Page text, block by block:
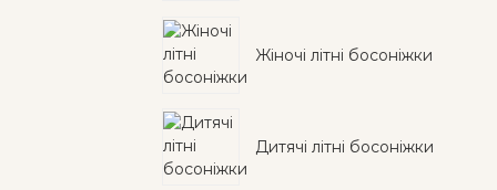
Жіночі літні босоніжки
Дитячі літні босоніжки